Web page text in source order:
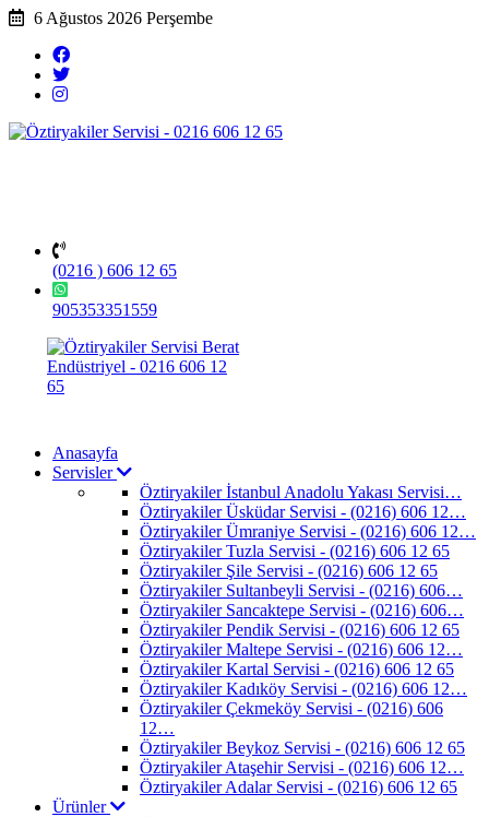
6 Ağustos 2026 Perşembe
(0216 ) 606 12 65
905353351559
Anasayfa
Servisler
Öztiryakiler İstanbul Anadolu Yakası Servisi…
Öztiryakiler Üsküdar Servisi - (0216) 606 12…
Öztiryakiler Ümraniye Servisi - (0216) 606 12…
Öztiryakiler Tuzla Servisi - (0216) 606 12 65
Öztiryakiler Şile Servisi - (0216) 606 12 65
Öztiryakiler Sultanbeyli Servisi - (0216) 606…
Öztiryakiler Sancaktepe Servisi - (0216) 606…
Öztiryakiler Pendik Servisi - (0216) 606 12 65
Öztiryakiler Maltepe Servisi - (0216) 606 12…
Öztiryakiler Kartal Servisi - (0216) 606 12 65
Öztiryakiler Kadıköy Servisi - (0216) 606 12…
Öztiryakiler Çekmeköy Servisi - (0216) 606
12…
Öztiryakiler Beykoz Servisi - (0216) 606 12 65
Öztiryakiler Ataşehir Servisi - (0216) 606 12…
Öztiryakiler Adalar Servisi - (0216) 606 12 65
Ürünler